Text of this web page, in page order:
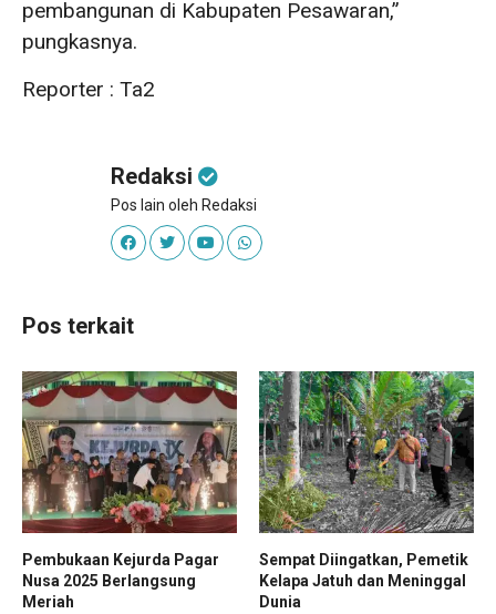
pembangunan di Kabupaten Pesawaran,”
pungkasnya.
Reporter : Ta2
Redaksi
Pos lain oleh Redaksi
Pos terkait
Pembukaan Kejurda Pagar
Nusa 2025 Berlangsung
Meriah
Sempat Diingatkan, Pemetik
Kelapa Jatuh dan Meninggal
Dunia